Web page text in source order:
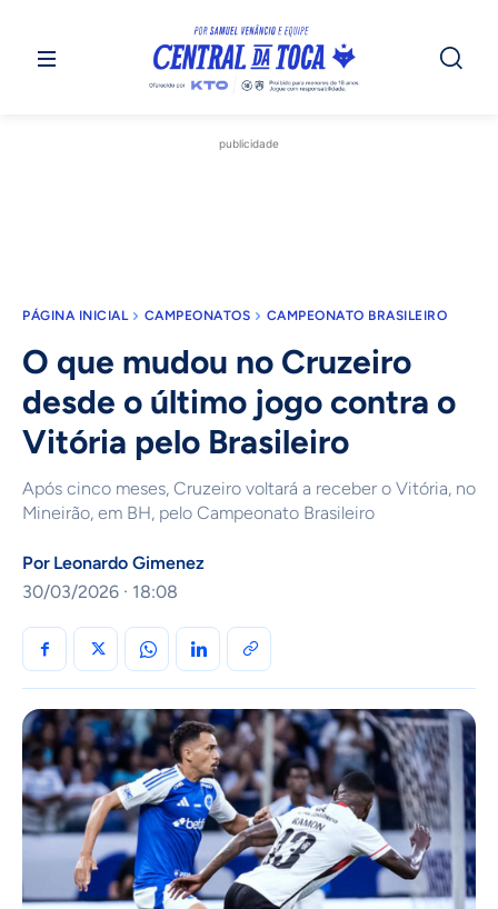
publicidade
PÁGINA INICIAL CAMPEONATOS CAMPEONATO BRASILEIRO
O que mudou no Cruzeiro
desde o último jogo contra o
Vitória pelo Brasileiro
Após cinco meses, Cruzeiro voltará a receber o Vitória, no
Mineirão, em BH, pelo Campeonato Brasileiro
Por Leonardo Gimenez
30/03/2026 · 18:08